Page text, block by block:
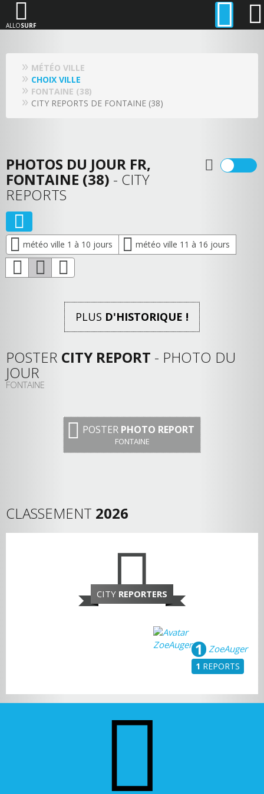
ALLOSURF
MÉTÉO VILLE
CHOIX VILLE
FONTAINE (38)
CITY REPORTS DE FONTAINE (38)
PHOTOS DU JOUR FR,
FONTAINE (38) - CITY
REPORTS
météo ville 1 à 10 jours météo ville 11 à 16 jours
PLUS D'HISTORIQUE !
POSTER CITY REPORT - PHOTO DU
JOUR
FONTAINE
POSTER PHOTO REPORT
FONTAINE
CLASSEMENT 2026
CITY REPORTERS
ZoeAuger
1
1 REPORTS